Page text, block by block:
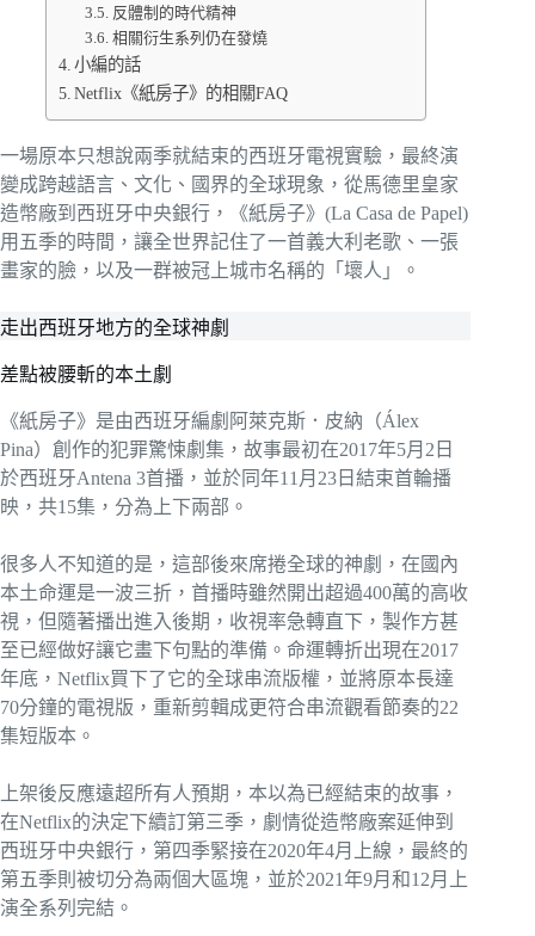
反體制的時代精神
相關衍生系列仍在發燒
小編的話
Netflix《紙房子》的相關FAQ
一場原本只想說兩季就結束的西班牙電視實驗，最終演
變成跨越語言、文化、國界的全球現象，從馬德里皇家
造幣廠到西班牙中央銀行，《紙房子》(La Casa de Papel)
用五季的時間，讓全世界記住了一首義大利老歌、一張
畫家的臉，以及一群被冠上城市名稱的「壞人」。
走出西班牙地方的全球神劇
差點被腰斬的本土劇
《紙房子》是由西班牙編劇阿萊克斯．皮納（Álex
Pina）創作的犯罪驚悚劇集，故事最初在2017年5月2日
於西班牙Antena 3首播，並於同年11月23日結束首輪播
映，共15集，分為上下兩部。
很多人不知道的是，這部後來席捲全球的神劇，在國內
本土命運是一波三折，首播時雖然開出超過400萬的高收
視，但隨著播出進入後期，收視率急轉直下，製作方甚
至已經做好讓它畫下句點的準備。命運轉折出現在2017
年底，Netflix買下了它的全球串流版權，並將原本長達
70分鐘的電視版，重新剪輯成更符合串流觀看節奏的22
集短版本。
上架後反應遠超所有人預期，本以為已經結束的故事，
在Netflix的決定下續訂第三季，劇情從造幣廠案延伸到
西班牙中央銀行，第四季緊接在2020年4月上線，最終的
第五季則被切分為兩個大區塊，並於2021年9月和12月上
演全系列完結。